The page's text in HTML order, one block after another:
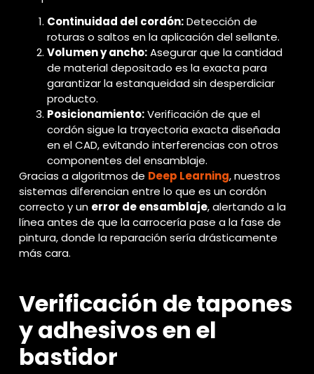
Continuidad del cordón:Detección de
roturas o saltos en la aplicación del sellante.
Volumen y ancho:Asegurar que la cantidad
de material depositado es la exacta para
garantizar la estanqueidad sin desperdiciar
producto.
Posicionamiento:Verificación de que el
cordón sigue la trayectoria exacta diseñada
en el CAD, evitando interferencias con otros
componentes del ensamblaje.
Gracias a algoritmos de Deep Learning, nuestros
sistemas diferencian entre lo que es un cordón
correcto y un error de ensamblaje, alertando a la
línea antes de que la carrocería pase a la fase de
pintura, donde la reparación sería drásticamente
más cara.
Verificación de tapones
y adhesivos en el
bastidor